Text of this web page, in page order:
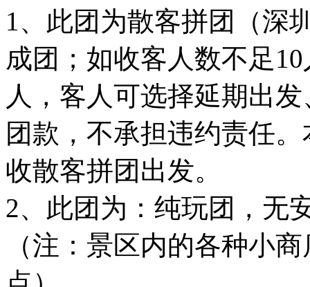
1、此团为散客拼团（深
成团；如收客人数不足
人，客人可选择延期出
团款，不承担违约责任
收散客拼团出发。
2、此团为：纯玩团，无
（注：景区内的各种小